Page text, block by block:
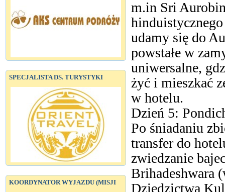
SPECJALISTA DS. TURYSTYKI
KOORDYNATOR WYJAZDU (MISJI
m.in Sri
udamy się do
powstałe w
uniwersalne,
żyć i mieszkać
w hotelu.
Dzień 5:
Po śniadaniu
transfer do
zwiedzanie
Brihadeshwara
Dziedzictwa